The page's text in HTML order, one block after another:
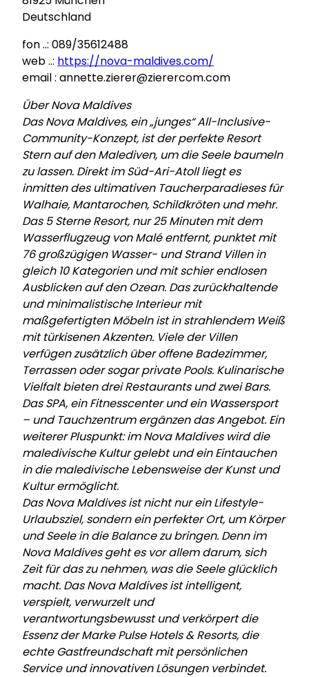
Deutschland
fon ..: 089/35612488
web ..: https://nova-maldives.com/
email : annette.zierer@zierercom.com
Über Nova Maldives
Das Nova Maldives, ein „junges“ All-Inclusive-
Community-Konzept, ist der perfekte Resort
Stern auf den Malediven, um die Seele baumeln
zu lassen. Direkt im Süd-Ari-Atoll liegt es
inmitten des ultimativen Taucherparadieses für
Walhaie, Mantarochen, Schildkröten und mehr.
Das 5 Sterne Resort, nur 25 Minuten mit dem
Wasserflugzeug von Malé entfernt, punktet mit
76 großzügigen Wasser- und Strand Villen in
gleich 10 Kategorien und mit schier endlosen
Ausblicken auf den Ozean. Das zurückhaltende
und minimalistische Interieur mit
maßgefertigten Möbeln ist in strahlendem Weiß
mit türkisenen Akzenten. Viele der Villen
verfügen zusätzlich über offene Badezimmer,
Terrassen oder sogar private Pools. Kulinarische
Vielfalt bieten drei Restaurants und zwei Bars.
Das SPA, ein Fitnesscenter und ein Wassersport
– und Tauchzentrum ergänzen das Angebot. Ein
weiterer Pluspunkt: im Nova Maldives wird die
maledivische Kultur gelebt und ein Eintauchen
in die maledivische Lebensweise der Kunst und
Kultur ermöglicht.
Das Nova Maldives ist nicht nur ein Lifestyle-
Urlaubsziel, sondern ein perfekter Ort, um Körper
und Seele in die Balance zu bringen. Denn im
Nova Maldives geht es vor allem darum, sich
Zeit für das zu nehmen, was die Seele glücklich
macht. Das Nova Maldives ist intelligent,
verspielt, verwurzelt und
verantwortungsbewusst und verkörpert die
Essenz der Marke Pulse Hotels & Resorts, die
echte Gastfreundschaft mit persönlichen
Service und innovativen Lösungen verbindet.